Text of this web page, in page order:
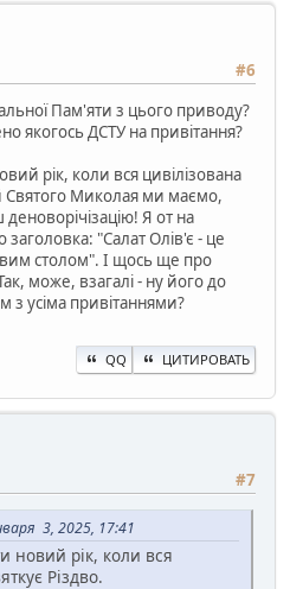
#6
Пам'яти з цього приводу?
якогось ДСТУ на привітання?
рік, коли вся цивілізована
Святого Миколая ми маємо,
Я от на
заголовка: "Салат Олів'є - це
столом". І щось ще про
може, взагалі - ну його до
з усіма привітаннями?
QQ ЦИТИРОВАТЬ
#7
3, 2025, 17:41
новий рік, коли вся
Різдво.